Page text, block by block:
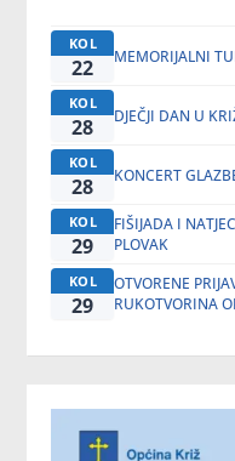
KOL
22 MEMORIJALNI
KOL
28 DJEČJI DAN U
KOL
28 KONCERT
KOL
29
FIŠIJADA I
PLOVAK
KOL
29
OTVORENE
RUKOTVORINA